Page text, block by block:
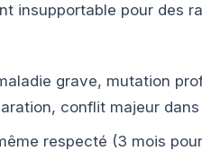
insupportable pour des
grave, mutation
conflit majeur
respecté (3 mois